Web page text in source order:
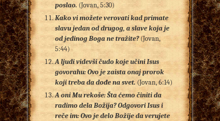
poslao. (Jovan, 5:30)
Kako vi možete verovati kad primate
slavu jedan od drugog, a slave koja je
od jedinog Boga ne tražite?(Jovan,
5:44)
A ljudi videvši čudo koje učini Isus
govorahu: Ovo je zaista onaj prorok
koji treba da dođe na svet. (Jovan, 6:14)
A oni Mu rekoše: Šta ćemo činiti da
radimo dela Božija? Odgovori Isus i
reče im: Ovo je delo Božije da verujete